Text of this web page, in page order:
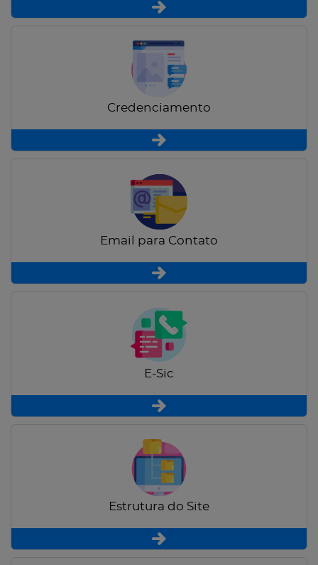
Credenciamento
Email para Contato
E-Sic
Estrutura do Site